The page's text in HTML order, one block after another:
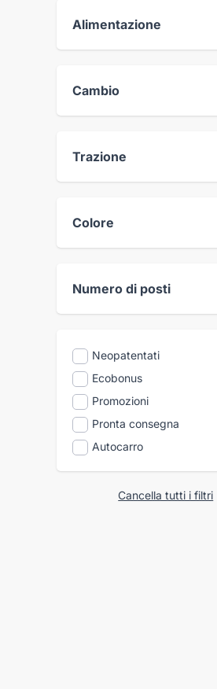
Alimentazione
Cambio
Trazione
Colore
Numero di posti
Neopatentati
Ecobonus
Promozioni
Pronta consegna
Autocarro
Cancella tutti i filtri